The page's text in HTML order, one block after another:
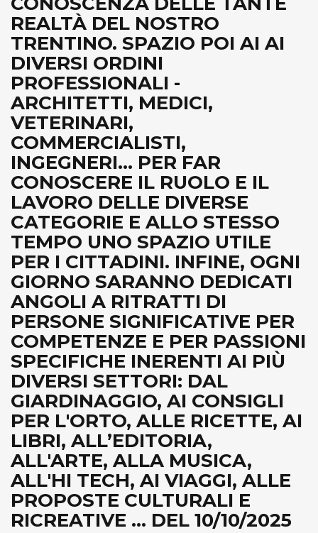
REALTÀ DEL NOSTRO
TRENTINO. SPAZIO POI AI AI
DIVERSI ORDINI
PROFESSIONALI -
ARCHITETTI, MEDICI,
VETERINARI,
COMMERCIALISTI,
INGEGNERI... PER FAR
CONOSCERE IL RUOLO E IL
LAVORO DELLE DIVERSE
CATEGORIE E ALLO STESSO
TEMPO UNO SPAZIO UTILE
PER I CITTADINI. INFINE, OGNI
GIORNO SARANNO DEDICATI
ANGOLI A RITRATTI DI
PERSONE SIGNIFICATIVE PER
COMPETENZE E PER PASSIONI
SPECIFICHE INERENTI AI PIÙ
DIVERSI SETTORI: DAL
GIARDINAGGIO, AI CONSIGLI
PER L'ORTO, ALLE RICETTE, AI
LIBRI, ALL’EDITORIA,
ALL'ARTE, ALLA MUSICA,
ALL'HI TECH, AI VIAGGI, ALLE
PROPOSTE CULTURALI E
RICREATIVE ... DEL 10/10/2025